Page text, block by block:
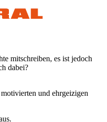
mitschreiben, es ist jedoch
dabei?
und ehrgeizigen